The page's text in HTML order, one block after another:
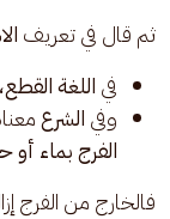
ثم قال في تعريف
في اللغة القطع،
وفي الشرع
الفرج بماء أو
فالخارج من الفرج